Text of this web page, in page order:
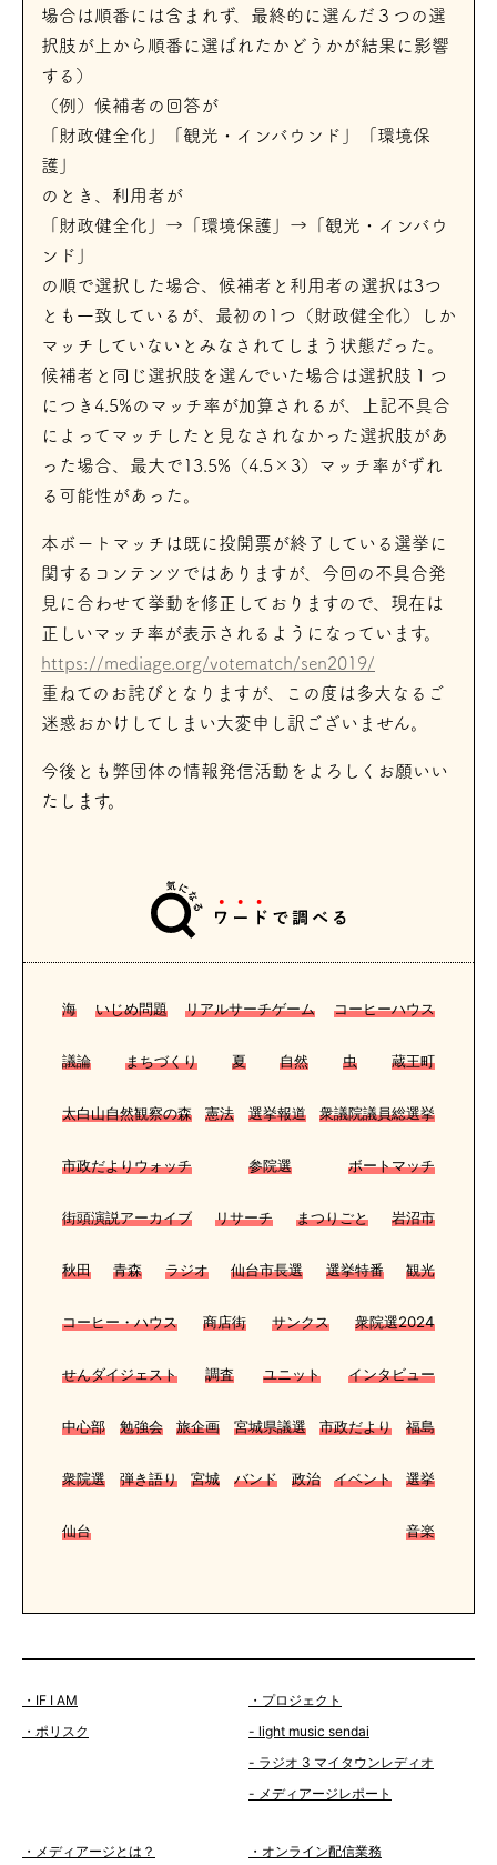
海 いじめ問題 リアルサーチゲーム コーヒーハウス
議論 まちづくり 夏 自然 虫 蔵王町
太白山自然観察の森 憲法 選挙報道 衆議院議員総選挙
市政だよりウォッチ 参院選 ボートマッチ
街頭演説アーカイブ リサーチ まつりごと 岩沼市
秋田 青森 ラジオ 仙台市長選 選挙特番 観光
コーヒー・ハウス 商店街 サンクス 衆院選2024
せんダイジェスト 調査 ユニット インタビュー
中心部 勉強会 旅企画 宮城県議選 市政だより 福島
衆院選 弾き語り 宮城 バンド 政治 イベント 選挙
仙台 音楽
場合は順番には含まれず、最終的に選んだ３つの選
択肢が上から順番に選ばれたかどうかが結果に影響
する）
（例）候補者の回答が
「財政健全化」「観光・インバウンド」「環境保
護」
のとき、利用者が
「財政健全化」→「環境保護」→「観光・インバウ
ンド」
の順で選択した場合、候補者と利用者の選択は3つ
とも一致しているが、最初の1つ（財政健全化）しか
マッチしていないとみなされてしまう状態だった。
候補者と同じ選択肢を選んでいた場合は選択肢１つ
につき4.5%のマッチ率が加算されるが、上記不具合
によってマッチしたと見なされなかった選択肢があ
った場合、最大で13.5%（4.5×3）マッチ率がずれ
る可能性があった。
本ボートマッチは既に投開票が終了している選挙に
関するコンテンツではありますが、今回の不具合発
見に合わせて挙動を修正しておりますので、現在は
正しいマッチ率が表示されるようになっています。
https://mediage.org/votematch/sen2019/
重ねてのお詫びとなりますが、この度は多大なるご
迷惑おかけしてしまい大変申し訳ございません。
今後とも弊団体の情報発信活動をよろしくお願いい
たします。
・IF I AM
・ポリスク
・プロジェクト
- light music sendai
- ラジオ 3 マイタウンレディオ
- メディアージレポート
・メディアージとは？ ・オンライン配信業務